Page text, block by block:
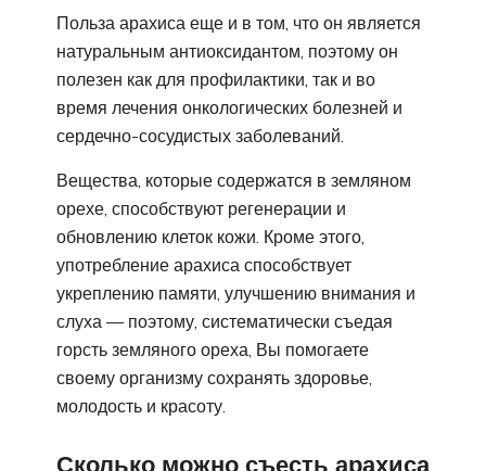
Польза арахиса еще и в том, что он является
натуральным антиоксидантом, поэтому он
полезен как для профилактики, так и во
время лечения онкологических болезней и
сердечно-сосудистых заболеваний.
Вещества, которые содержатся в земляном
орехе, способствуют регенерации и
обновлению клеток кожи. Кроме этого,
употребление арахиса способствует
укреплению памяти, улучшению внимания и
слуха — поэтому, систематически съедая
горсть земляного ореха, Вы помогаете
своему организму сохранять здоровье,
молодость и красоту.
Сколько можно съесть арахиса